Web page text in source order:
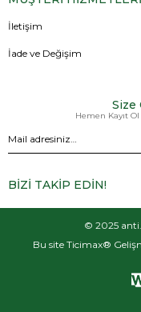
İletişim
İade ve Değişim
Size
Hemen Kayıt
BİZİ TAKİP EDİN!
© 2025
Bu site Ticimax®